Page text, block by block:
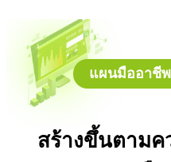
แผนมืออาชี
สร้างขึ้นตาม